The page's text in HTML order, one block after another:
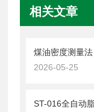
相关文章
煤油密度测量法
2026-05-25
ST-016全自动